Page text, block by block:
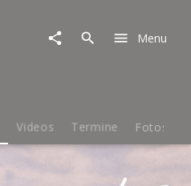
Menu
Videos Termine Fotos